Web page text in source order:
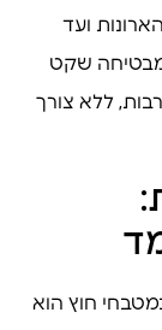
ועד
שקט
ללא צורך
חוץ הוא